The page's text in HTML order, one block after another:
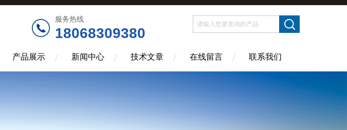
服务热线
18068309380
产品展示 新闻中心 技术文章 在线留言 联系我们